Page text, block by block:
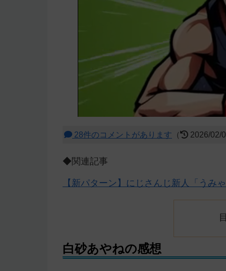
28件のコメントがあります （ 2026/02/
◆関連記事
【新パターン】にじさんじ新人「うみ
白砂あやねの感想